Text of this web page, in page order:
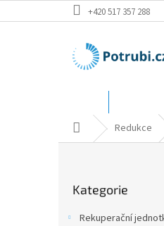
na
+420 517 357 288
Domů Redukce
kategorie
Kategorie
Rekuperační